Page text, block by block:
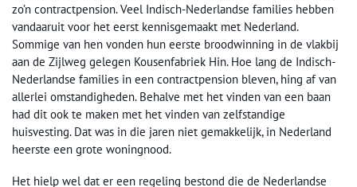
zo’n contractpension. Veel Indisch-Nederlandse families hebben
vandaaruit voor het eerst kennisgemaakt met Nederland.
Sommige van hen vonden hun eerste broodwinning in de vlakbij
aan de Zijlweg gelegen Kousenfabriek Hin. Hoe lang de Indisch-
Nederlandse families in een contractpension bleven, hing af van
allerlei omstandigheden. Behalve met het vinden van een baan
had dit ook te maken met het vinden van zelfstandige
huisvesting. Dat was in die jaren niet gemakkelijk, in Nederland
heerste een grote woningnood.
Het hielp wel dat er een regeling bestond die de Nederlandse